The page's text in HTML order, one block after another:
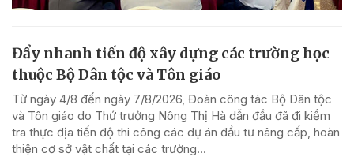
Đẩy nhanh tiến độ xây dựng các trường học
thuộc Bộ Dân tộc và Tôn giáo
Từ ngày 4/8 đến ngày 7/8/2026, Đoàn công tác Bộ Dân tộc
và Tôn giáo do Thứ trưởng Nông Thị Hà dẫn đầu đã đi kiểm
tra thực địa tiến độ thi công các dự án đầu tư nâng cấp, hoàn
thiện cơ sở vật chất tại các trường...